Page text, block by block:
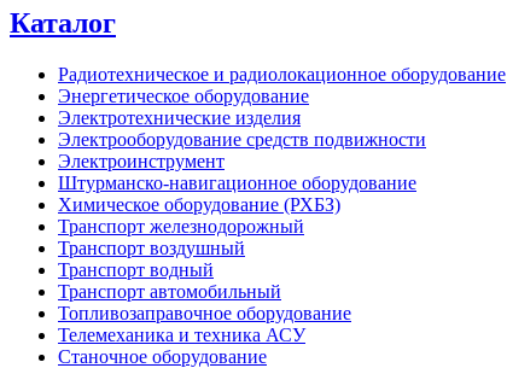
Каталог
Радиотехническое и радиолокационное оборудование
Энергетическое оборудование
Электротехнические изделия
Электрооборудование средств подвижности
Электроинструмент
Штурманско-навигационное оборудование
Химическое оборудование (РХБЗ)
Транспорт железнодорожный
Транспорт воздушный
Транспорт водный
Транспорт автомобильный
Топливозаправочное оборудование
Телемеханика и техника АСУ
Станочное оборудование